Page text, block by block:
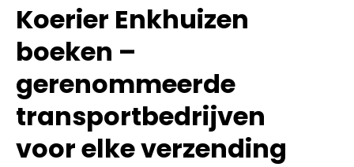
Koerier Enkhuizen
boeken –
gerenommeerde
transportbedrijven
voor elke verzending